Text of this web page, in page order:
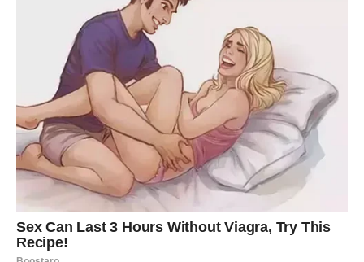
mala, ona mijenja cijelu dinamiku dana.
Jutarnje navike oblikuju nervni sistem za cijeli dan. Ako
jutro započnemo haotično – brzim skrolovanjem,
kofeinom i stresom – tijelo to pamti i nastavlja da
funkcioniše u tom režimu. Nasuprot tome, ako uvedemo
mirne i svjesne rutine, organizam se podešava na
ravnotežu i stabilnost. To se kasnije odražava i na naše
misli, emocije i disanje.
Haotično jutro = tijelo u stresu, um pod pritiskom.
Mirno jutro